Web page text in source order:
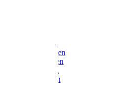
Gazonharken
Asfaltharken
Hooiharken